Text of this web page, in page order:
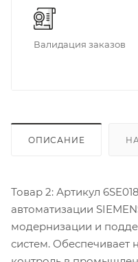
Валидация заказов
ОПИСАНИЕ
Товар 2: Артикул
автоматизации
модернизации и
систем. Обеспечивает